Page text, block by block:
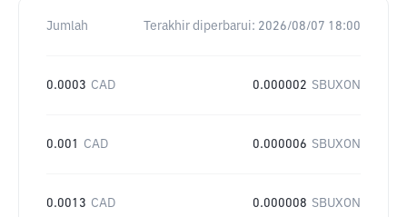
Jumlah Terakhir diperbarui: 2026/08/07 18:00
0.0003 CAD 0.000002 SBUXON
0.001 CAD 0.000006 SBUXON
0.0013 CAD 0.000008 SBUXON